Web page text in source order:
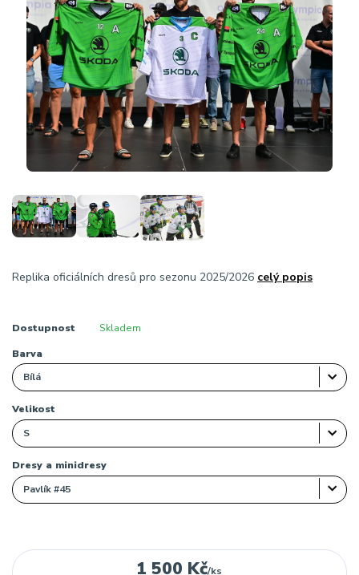
Replika oficiálních dresů pro sezonu 2025/2026 celý popis
Dostupnost Skladem
Barva
Velikost
Dresy a minidresy
1 500 Kč/ks